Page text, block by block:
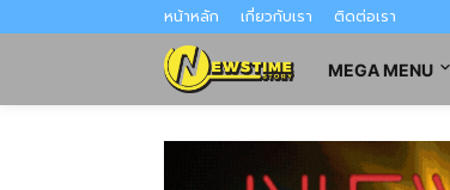
หน้าหลัก เกี่ยวกับเรา ติดต่อเรา
MEGA MENU